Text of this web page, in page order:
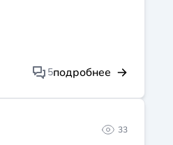
5подробнее
33